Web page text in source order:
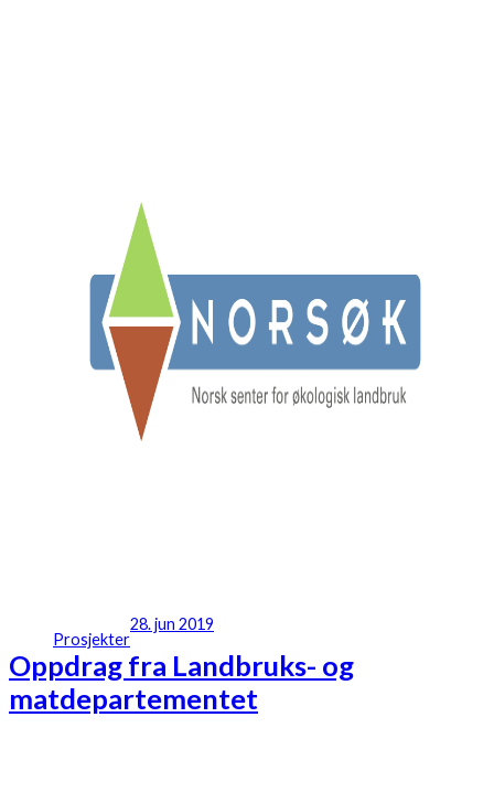
Prosjekter
28. jun 2019
Oppdrag fra Landbruks- og
matdepartementet